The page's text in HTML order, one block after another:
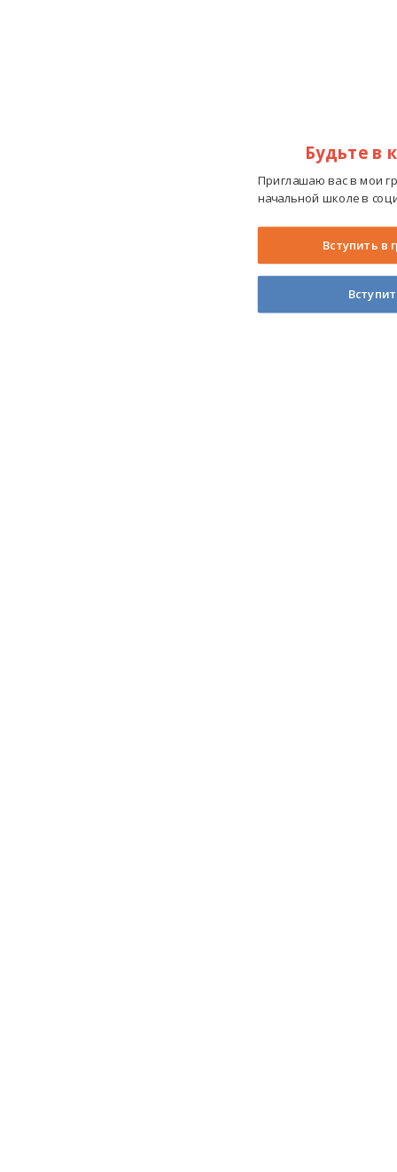
Будьте в
Приглашаю вас в мои
начальной школе в
Вступить в